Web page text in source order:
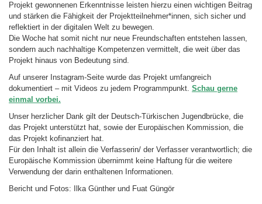
Projekt gewonnenen Erkenntnisse leisten hierzu einen wichtigen Beitrag
und stärken die Fähigkeit der Projektteilnehmer*innen, sich sicher und
reflektiert in der digitalen Welt zu bewegen.
Die Woche hat somit nicht nur neue Freundschaften entstehen lassen,
sondern auch nachhaltige Kompetenzen vermittelt, die weit über das
Projekt hinaus von Bedeutung sind.
Auf unserer Instagram-Seite wurde das Projekt umfangreich
dokumentiert – mit Videos zu jedem Programmpunkt. Schau gerne
einmal vorbei.
Unser herzlicher Dank gilt der Deutsch-Türkischen Jugendbrücke, die
das Projekt unterstützt hat, sowie der Europäischen Kommission, die
das Projekt kofinanziert hat.
Für den Inhalt ist allein die Verfasserin/ der Verfasser verantwortlich; die
Europäische Kommission übernimmt keine Haftung für die weitere
Verwendung der darin enthaltenen Informationen.
Bericht und Fotos: Ilka Günther und Fuat Güngör